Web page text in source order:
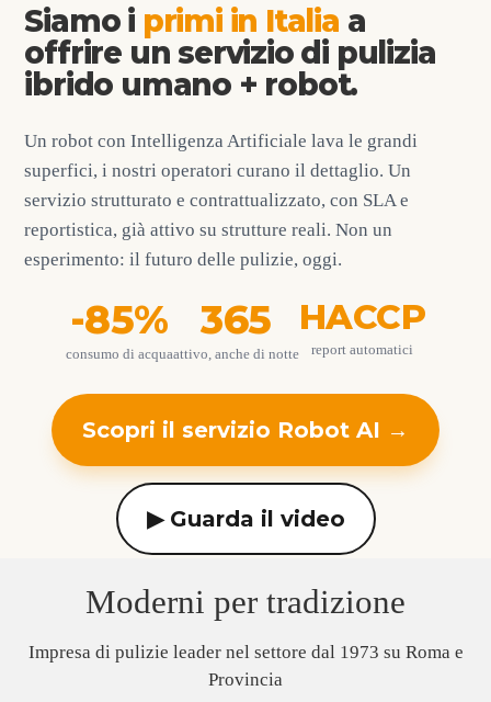
Siamo i primi in Italia a
offrire un servizio di pulizia
ibrido umano + robot.
Un robot con Intelligenza Artificiale lava le grandi
superfici, i nostri operatori curano il dettaglio. Un
servizio strutturato e contrattualizzato, con SLA e
reportistica, già attivo su strutture reali. Non un
esperimento: il futuro delle pulizie, oggi.
-85%
consumo di acqua
365
attivo, anche di notte
HACCP
report automatici
Scopri il servizio Robot AI →
▶ Guarda il video
Moderni per tradizione
Impresa di pulizie leader nel settore dal 1973 su Roma e
Provincia